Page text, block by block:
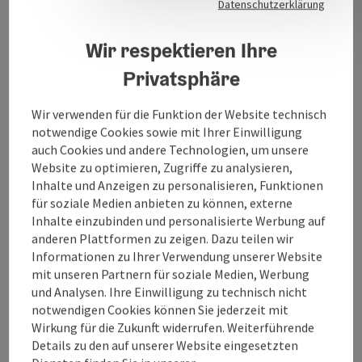
Küche
Ausstattung
Preise
Anreise/Lage
Eignung
Datenschutzerklärung
Wir respektieren Ihre
Privatsphäre
Wir verwenden für die Funktion der Website technisch
notwendige Cookies sowie mit Ihrer Einwilligung
auch Cookies und andere Technologien, um unsere
Website zu optimieren, Zugriffe zu analysieren,
Inhalte und Anzeigen zu personalisieren, Funktionen
für soziale Medien anbieten zu können, externe
Inhalte einzubinden und personalisierte Werbung auf
anderen Plattformen zu zeigen. Dazu teilen wir
Informationen zu Ihrer Verwendung unserer Website
mit unseren Partnern für soziale Medien, Werbung
und Analysen. Ihre Einwilligung zu technisch nicht
notwendigen Cookies können Sie jederzeit mit
Wirkung für die Zukunft widerrufen. Weiterführende
Details zu den auf unserer Website eingesetzten